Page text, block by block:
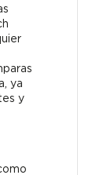
ya
y